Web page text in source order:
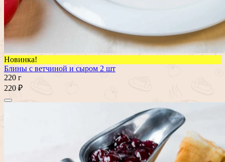
Новинка!
Блины с ветчиной и сыром 2 шт
220 г
220 ₽